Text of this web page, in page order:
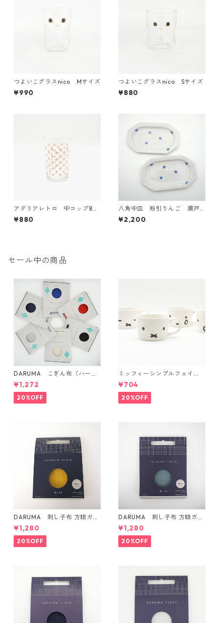
つよいこグラスnico Mサイズ
¥990
つよいこグラスnico Sサイズ
¥880
アデリアレトロ 中コップ8
さくら草
¥880
八角中皿 粉引りんご 瀬戸
焼【日本製】
¥2,200
セール中の商品
DARUMA こぎん布（ハード
タイプ）
¥1,272
20%OFF
ミッフィーシンプルフェイ
ス マグ
¥704
20%OFF
DARUMA 刺し子布 方眼ガイ
ドタイプ Col.4 カラシ
¥1,280
20%OFF
DARUMA 刺し子布 方眼ガイ
ドタイプ Col.5 にぶ青
¥1,280
20%OFF